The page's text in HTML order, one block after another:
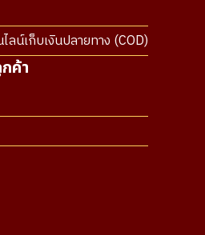
น์เก็บเงินปลายทาง (COD)
ค้า